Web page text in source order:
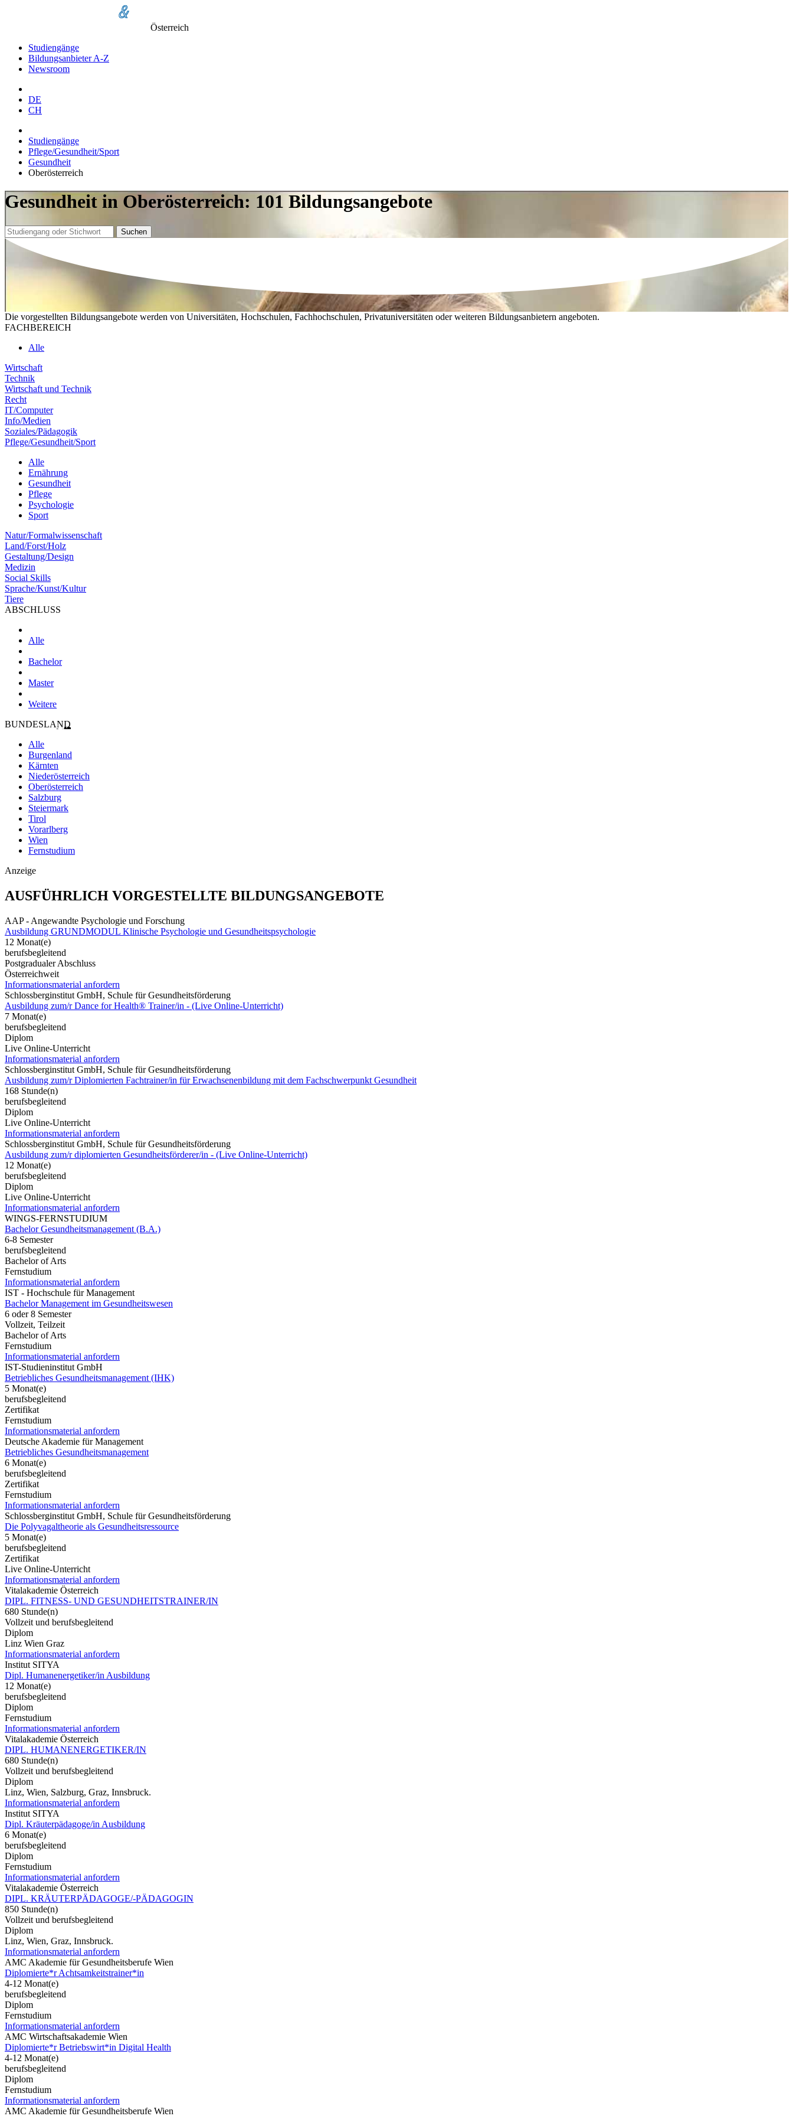
Österreich
Studiengänge
Bildungsanbieter A-Z
Newsroom
DE
CH
Studiengänge
Pflege/Gesundheit/Sport
Gesundheit
Oberösterreich
Gesundheit in Oberösterreich: 101 Bildungsangebote
Suchen
Die vorgestellten Bildungsangebote werden von Universitäten, Hochschulen, Fachhochschulen, Privatuniversitäten oder weiteren Bildungsanbietern angeboten.
FACHBEREICH
Alle
Wirtschaft
Technik
Wirtschaft und Technik
Recht
IT/Computer
Info/Medien
Soziales/Pädagogik
Pflege/Gesundheit/Sport
Alle
Ernährung
Gesundheit
Pflege
Psychologie
Sport
Natur/Formalwissenschaft
Land/Forst/Holz
Gestaltung/Design
Medizin
Social Skills
Sprache/Kunst/Kultur
Tiere
ABSCHLUSS
Alle
Bachelor
Master
Weitere
BUNDESLAND
Alle
Burgenland
Kärnten
Niederösterreich
Oberösterreich
Salzburg
Steiermark
Tirol
Vorarlberg
Wien
Fernstudium
Anzeige
AUSFÜHRLICH VORGESTELLTE BILDUNGSANGEBOTE
AAP - Angewandte Psychologie und Forschung
Ausbildung GRUNDMODUL Klinische Psychologie und Gesundheitspsychologie
12 Monat(e)
berufsbegleitend
Postgradualer Abschluss
Österreichweit
Informationsmaterial anfordern
Schlossberginstitut GmbH, Schule für Gesundheitsförderung
Ausbildung zum/r Dance for Health® Trainer/in - (Live Online-Unterricht)
7 Monat(e)
berufsbegleitend
Diplom
Live Online-Unterricht
Informationsmaterial anfordern
Schlossberginstitut GmbH, Schule für Gesundheitsförderung
Ausbildung zum/r Diplomierten Fachtrainer/in für Erwachsenenbildung mit dem Fachschwerpunkt Gesundheit
168 Stunde(n)
berufsbegleitend
Diplom
Live Online-Unterricht
Informationsmaterial anfordern
Schlossberginstitut GmbH, Schule für Gesundheitsförderung
Ausbildung zum/r diplomierten Gesundheitsförderer/in - (Live Online-Unterricht)
12 Monat(e)
berufsbegleitend
Diplom
Live Online-Unterricht
Informationsmaterial anfordern
WINGS-FERNSTUDIUM
Bachelor Gesundheitsmanagement (B.A.)
6-8 Semester
berufsbegleitend
Bachelor of Arts
Fernstudium
Informationsmaterial anfordern
IST - Hochschule für Management
Bachelor Management im Gesundheitswesen
6 oder 8 Semester
Vollzeit, Teilzeit
Bachelor of Arts
Fernstudium
Informationsmaterial anfordern
IST-Studieninstitut GmbH
Betriebliches Gesundheitsmanagement (IHK)
5 Monat(e)
berufsbegleitend
Zertifikat
Fernstudium
Informationsmaterial anfordern
Deutsche Akademie für Management
Betriebliches Gesundheitsmanagement
6 Monat(e)
berufsbegleitend
Zertifikat
Fernstudium
Informationsmaterial anfordern
Schlossberginstitut GmbH, Schule für Gesundheitsförderung
Die Polyvagaltheorie als Gesundheitsressource
5 Monat(e)
berufsbegleitend
Zertifikat
Live Online-Unterricht
Informationsmaterial anfordern
Vitalakademie Österreich
DIPL. FITNESS- UND GESUNDHEITSTRAINER/IN
680 Stunde(n)
Vollzeit und berufsbegleitend
Diplom
Linz Wien Graz
Informationsmaterial anfordern
Institut SITYA
Dipl. Humanenergetiker/in Ausbildung
12 Monat(e)
berufsbegleitend
Diplom
Fernstudium
Informationsmaterial anfordern
Vitalakademie Österreich
DIPL. HUMANENERGETIKER/IN
680 Stunde(n)
Vollzeit und berufsbegleitend
Diplom
Linz, Wien, Salzburg, Graz, Innsbruck.
Informationsmaterial anfordern
Institut SITYA
Dipl. Kräuterpädagoge/in Ausbildung
6 Monat(e)
berufsbegleitend
Diplom
Fernstudium
Informationsmaterial anfordern
Vitalakademie Österreich
DIPL. KRÄUTERPÄDAGOGE/-PÄDAGOGIN
850 Stunde(n)
Vollzeit und berufsbegleitend
Diplom
Linz, Wien, Graz, Innsbruck.
Informationsmaterial anfordern
AMC Akademie für Gesundheitsberufe Wien
Diplomierte*r Achtsamkeitstrainer*in
4-12 Monat(e)
berufsbegleitend
Diplom
Fernstudium
Informationsmaterial anfordern
AMC Wirtschaftsakademie Wien
Diplomierte*r Betriebswirt*in Digital Health
4-12 Monat(e)
berufsbegleitend
Diplom
Fernstudium
Informationsmaterial anfordern
AMC Akademie für Gesundheitsberufe Wien